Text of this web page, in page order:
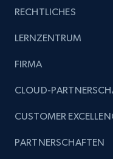
Reviews count
Etsy - Collect
specified
RECHTLICHES
LERNZENTRUM
FIRMA
CLOUD-
CUSTOMER
PARTNERSCHAFTEN